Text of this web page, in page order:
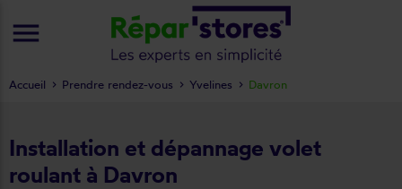
Installation et dépannage volet
roulant à Davron
Accueil Prendre rendez-vous Yvelines Davron
menu